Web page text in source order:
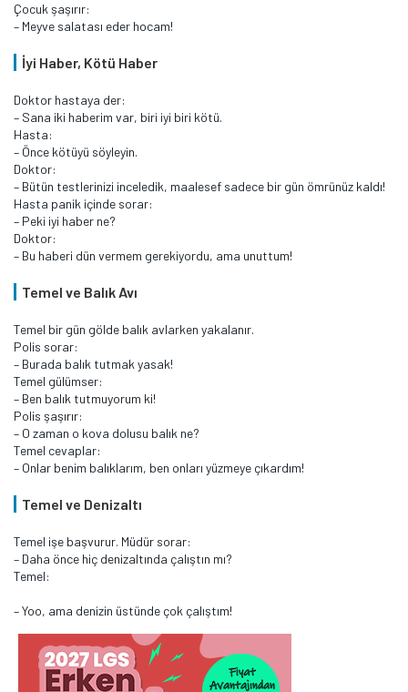
Çocuk şaşırır:
– Meyve salatası eder hocam!
İyi Haber, Kötü Haber
Doktor hastaya der:
– Sana iki haberim var, biri iyi biri kötü.
Hasta:
– Önce kötüyü söyleyin.
Doktor:
– Bütün testlerinizi inceledik, maalesef sadece bir gün ömrünüz kaldı!
Hasta panik içinde sorar:
– Peki iyi haber ne?
Doktor:
– Bu haberi dün vermem gerekiyordu, ama unuttum!
Temel ve Balık Avı
Temel bir gün gölde balık avlarken yakalanır.
Polis sorar:
– Burada balık tutmak yasak!
Temel gülümser:
– Ben balık tutmuyorum ki!
Polis şaşırır:
– O zaman o kova dolusu balık ne?
Temel cevaplar:
– Onlar benim balıklarım, ben onları yüzmeye çıkardım!
Temel ve Denizaltı
Temel işe başvurur. Müdür sorar:
– Daha önce hiç denizaltında çalıştın mı?
Temel:
– Yoo, ama denizin üstünde çok çalıştım!